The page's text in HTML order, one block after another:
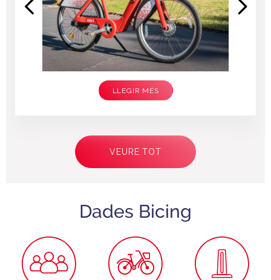
LLEGIR MÉS
VEURE TOT
Dades Bicing